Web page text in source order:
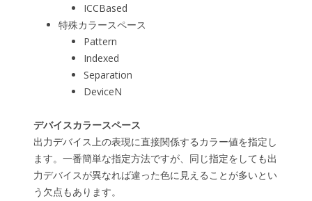
ICCBased
特殊カラースペース
Pattern
Indexed
Separation
DeviceN
デバイスカラースペース
出力デバイス上の表現に直接関係するカラー値を指定し
ます。一番簡単な指定方法ですが、同じ指定をしても出
力デバイスが異なれば違った色に見えることが多いとい
う欠点もあります。